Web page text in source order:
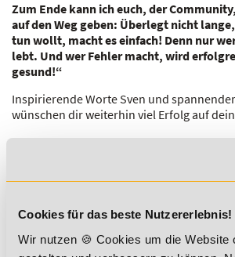
Cookies für das beste Nutzererlebnis!
Wir nutzen 🍪 Cookies um die Website
Zum Ende kann ich euch, der
auf den Weg geben: Überlegt nicht
tun wollt, macht es einfach! Denn nur
lebt. Und wer Fehler macht, wird
gesund!“
Inspirierende Worte Sven und
wünschen dir weiterhin viel Erfolg auf
Möchtest auch du deine
Weiterbildungen: